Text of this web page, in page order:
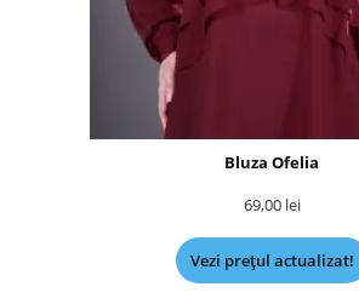
Bluza Ofelia
69,00 lei
Vezi prețul actualizat!